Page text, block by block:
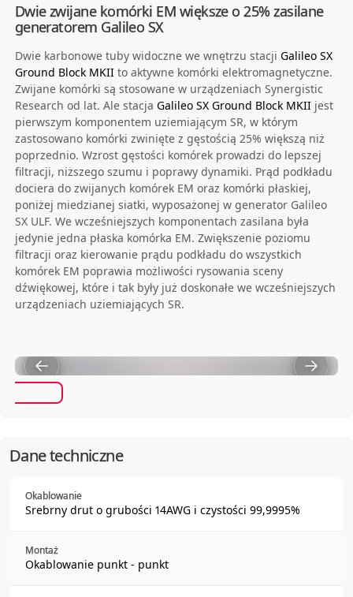
Dwie zwijane komórki EM większe o 25% zasilane
generatorem Galileo SX
Dwie karbonowe tuby widoczne we wnętrzu stacji Galileo SX
Ground Block MKIIto aktywne komórki elektromagnetyczne.
Zwijane komórki są stosowane w urządzeniach Synergistic
Research od lat. Ale stacja Galileo SX Ground Block MKIIjest
pierwszym komponentem uziemiającym SR, w którym
zastosowano komórki zwinięte z gęstością 25% większą niż
poprzednio. Wzrost gęstości komórek prowadzi do lepszej
filtracji, niższego szumu i poprawy dynamiki. Prąd podkładu
dociera do zwijanych komórek EM oraz komórki płaskiej,
poniżej miedzianej siatki, wyposażonej w generator Galileo
SX ULF. We wcześniejszych komponentach zasilana była
jedynie jedna płaska komórka EM. Zwiększenie poziomu
filtracji oraz kierowanie prądu podkładu do wszystkich
komórek EM poprawia możliwości rysowania sceny
dźwiękowej, które i tak były już doskonałe we wcześniejszych
urządzeniach uziemiających SR.
Dane techniczne
Okablowanie
Srebrny drut o grubości 14AWG i czystości 99,9995%
Montaż
Okablowanie punkt - punkt